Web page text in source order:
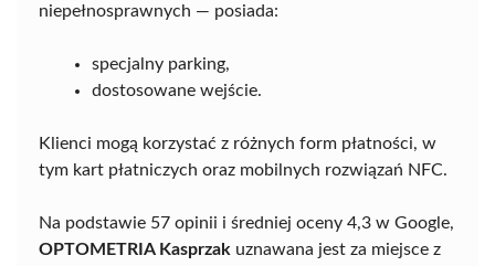
niepełnosprawnych — posiada:
specjalny parking,
dostosowane wejście.
Klienci mogą korzystać z różnych form płatności, w
tym kart płatniczych oraz mobilnych rozwiązań NFC.
Na podstawie 57 opinii i średniej oceny 4,3 w Google,
OPTOMETRIA Kasprzak uznawana jest za miejsce z